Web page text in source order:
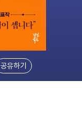
공유하기